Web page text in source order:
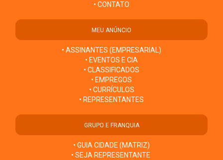
• CONTATO
MEU ANÚNCIO
• ASSINANTES (EMPRESARIAL)
• EVENTOS E CIA
• CLASSIFICADOS
• EMPREGOS
• CURRÍCULOS
• REPRESENTANTES
GRUPO E FRANQUIA
• GUIA CIDADE (MATRIZ)
• SEJA REPRESENTANTE